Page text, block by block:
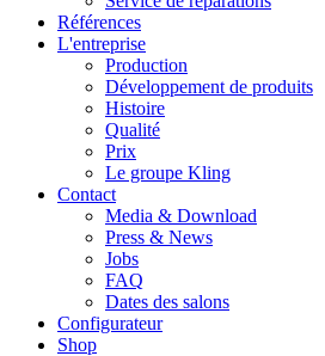
Références
L'entreprise
Production
Développement de produits
Histoire
Qualité
Prix
Le groupe Kling
Contact
Media & Download
Press & News
Jobs
FAQ
Dates des salons
Configurateur
Shop